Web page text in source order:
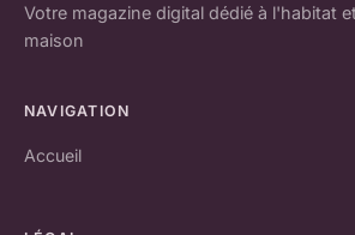
Votre magazine digital dédié à l'habitat
maison
NAVIGATION
Accueil